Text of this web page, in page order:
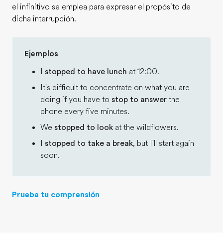
el infinitivo se emplea para expresar el propósito de
dicha interrupción.
Ejemplos
stopped to have lunch at 12:00.
It's difficult to concentrate on what you are
doing if you have to stop to answer the
phone every five minutes.
We stopped to look at the wildflowers.
stopped to take a break, but I'll start again
soon.
Prueba tu comprensión